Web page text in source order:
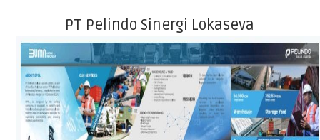
PT Pelindo Sinergi Lokaseva